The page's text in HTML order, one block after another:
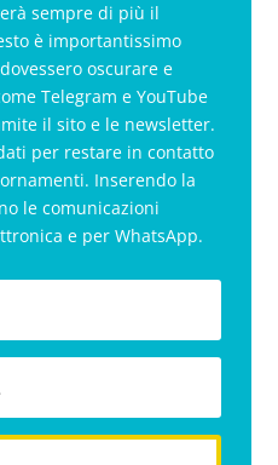
sempre di più il
è importantissimo
oscurare e
Telegram e YouTube
il sito e le newsletter.
per restare in contatto
Inserendo la
le comunicazioni
e per WhatsApp.